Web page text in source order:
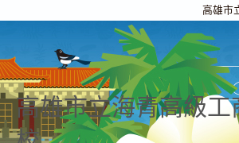
高雄市
高雄市立海青高級工